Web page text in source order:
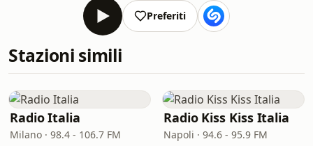
Preferiti
Stazioni simili
Radio Italia
Milano · 98.4 - 106.7 FM
Radio Kiss Kiss Italia
Napoli · 94.6 - 95.9 FM